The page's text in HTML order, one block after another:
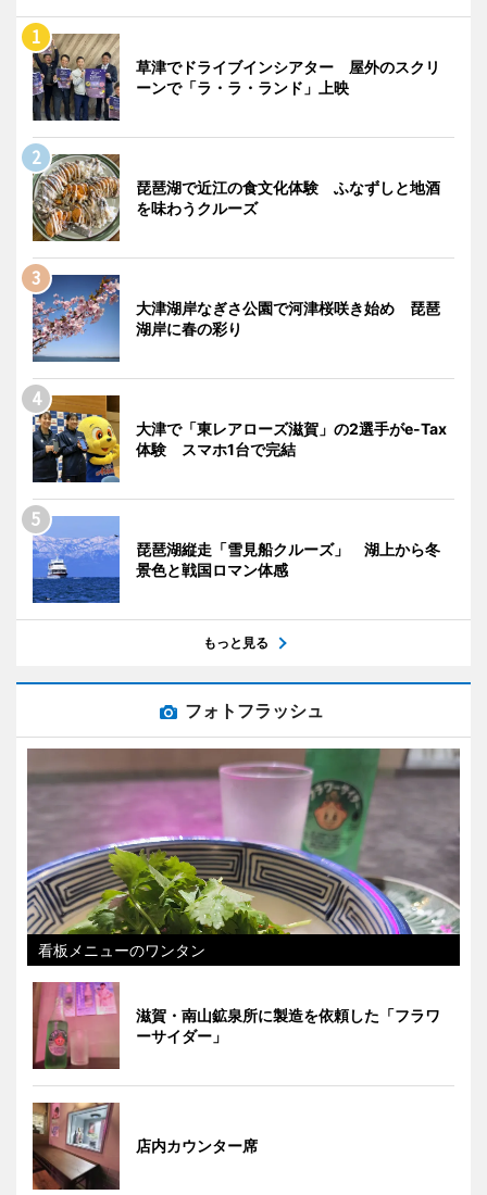
草津でドライブインシアター 屋外のスクリ
ーンで「ラ・ラ・ランド」上映
琵琶湖で近江の食文化体験 ふなずしと地酒
を味わうクルーズ
大津湖岸なぎさ公園で河津桜咲き始め 琵琶
湖岸に春の彩り
大津で「東レアローズ滋賀」の2選手がe-Tax
体験 スマホ1台で完結
琵琶湖縦走「雪見船クルーズ」 湖上から冬
景色と戦国ロマン体感
もっと見る
フォトフラッシュ
看板メニューのワンタン
滋賀・南山鉱泉所に製造を依頼した「フラワ
ーサイダー」
店内カウンター席